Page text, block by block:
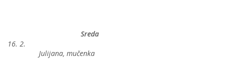
16. 2.
Sreda
Julijana, mučenka